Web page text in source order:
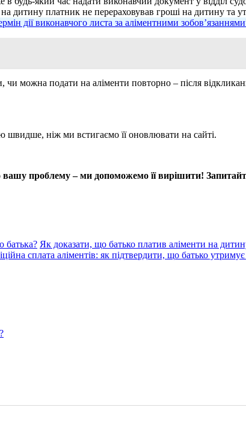
платник не перераховував гроші на дитину та
дії виконавчого листа за аліментними
чи можна подати на аліменти повторно – після
швидше, ніж ми встигаємо її оновлювати на сайті.
проблему – ми допоможемо її вирішити!
батька? Як доказати, що батько платив аліменти на
сплата аліментів: як підтвердити, що батько